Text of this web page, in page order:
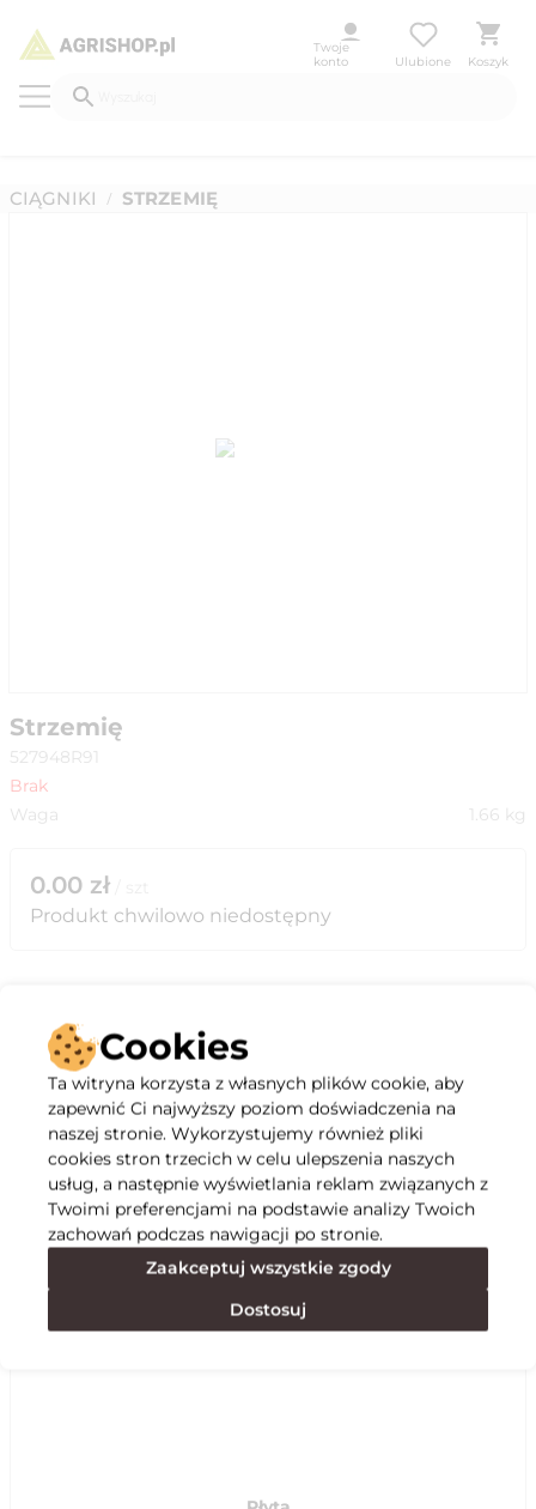
Twoje
konto
Ulubione Koszyk
CIĄGNIKI / STRZEMIĘ
Strzemię
527948R91
Brak
Waga
1.66 kg
0.00 zł
Produkt chwilowo niedostępny
Opis
Specyfikacja
Polecane
Cookies
Ta witryna korzysta z własnych plików cookie, aby
zapewnić Ci najwyższy poziom doświadczenia na
naszej stronie. Wykorzystujemy również pliki
cookies stron trzecich w celu ulepszenia naszych
usług, a następnie wyświetlania reklam związanych z
Twoimi preferencjami na podstawie analizy Twoich
zachowań podczas nawigacji po stronie.
Zaakceptuj wszystkie zgody
Dostosuj